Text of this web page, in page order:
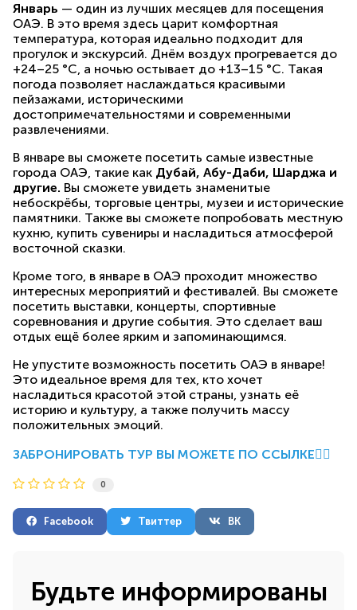
Январь — один из лучших месяцев для посещения
ОАЭ. В это время здесь царит комфортная
температура, которая идеально подходит для
прогулок и экскурсий. Днём воздух прогревается до
+24–25 °C, а ночью остывает до +13–15 °C. Такая
погода позволяет наслаждаться красивыми
пейзажами, историческими
достопримечательностями и современными
развлечениями.
В январе вы сможете посетить самые известные
города ОАЭ, такие как Дубай, Абу-Даби, Шарджа и
другие. Вы сможете увидеть знаменитые
небоскрёбы, торговые центры, музеи и исторические
памятники. Также вы сможете попробовать местную
кухню, купить сувениры и насладиться атмосферой
восточной сказки.
Кроме того, в январе в ОАЭ проходит множество
интересных мероприятий и фестивалей. Вы сможете
посетить выставки, концерты, спортивные
соревнования и другие события. Это сделает ваш
отдых ещё более ярким и запоминающимся.
Не упустите возможность посетить ОАЭ в январе!
Это идеальное время для тех, кто хочет
насладиться красотой этой страны, узнать её
историю и культуру, а также получить массу
положительных эмоций.
ЗАБРОНИРОВАТЬ ТУР ВЫ МОЖЕТЕ ПО ССЫЛКЕ👈🏻
0
Facebook Твиттер ВК
Будьте информированы